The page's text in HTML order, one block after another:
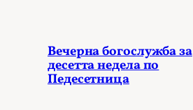
Вечерна богослужба за
десетта недела по
Педесетница